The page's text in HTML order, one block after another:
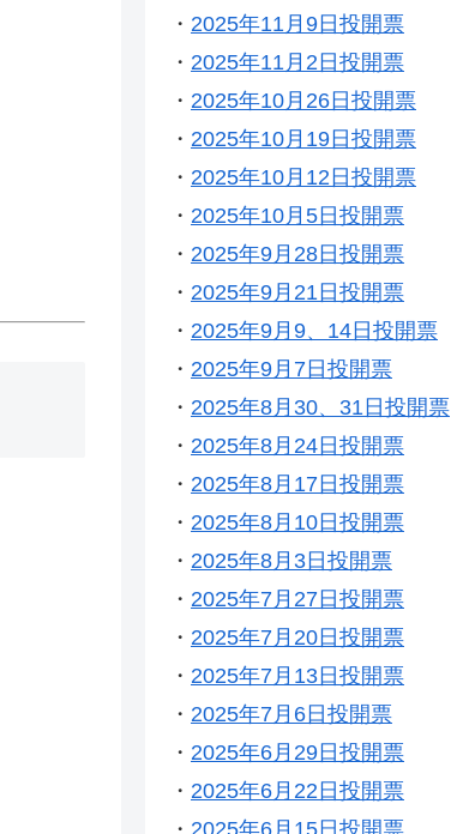
・ 2025年11月9日投開票
・ 2025年11月2日投開票
・ 2025年10月26日投開票
・ 2025年10月19日投開票
・ 2025年10月12日投開票
・ 2025年10月5日投開票
・ 2025年9月28日投開票
・ 2025年9月21日投開票
・ 2025年9月9、14日投開票
・ 2025年9月7日投開票
・ 2025年8月30、31日投開票
・ 2025年8月24日投開票
・ 2025年8月17日投開票
・ 2025年8月10日投開票
・ 2025年8月3日投開票
・ 2025年7月27日投開票
・ 2025年7月20日投開票
・ 2025年7月13日投開票
・ 2025年7月6日投開票
・ 2025年6月29日投開票
・ 2025年6月22日投開票